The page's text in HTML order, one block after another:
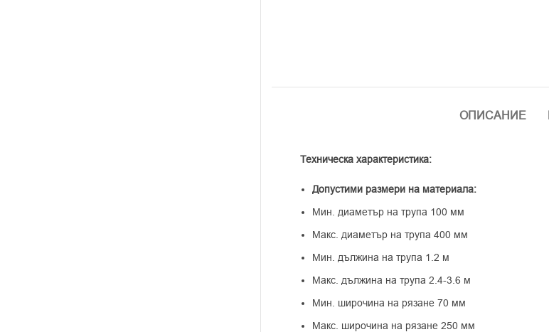
ОПИСАНИЕ
Техническа характеристика:
Допустими размери на материала:
Мин. диаметър на трупа 100 мм
Макс. диаметър на трупа 400 мм
Мин. дължина на трупа 1.2 м
Макс. дължина на трупа 2.4-3.6 м
Мин. широчина на рязане 70 мм
Макс. широчина на рязане 250 мм